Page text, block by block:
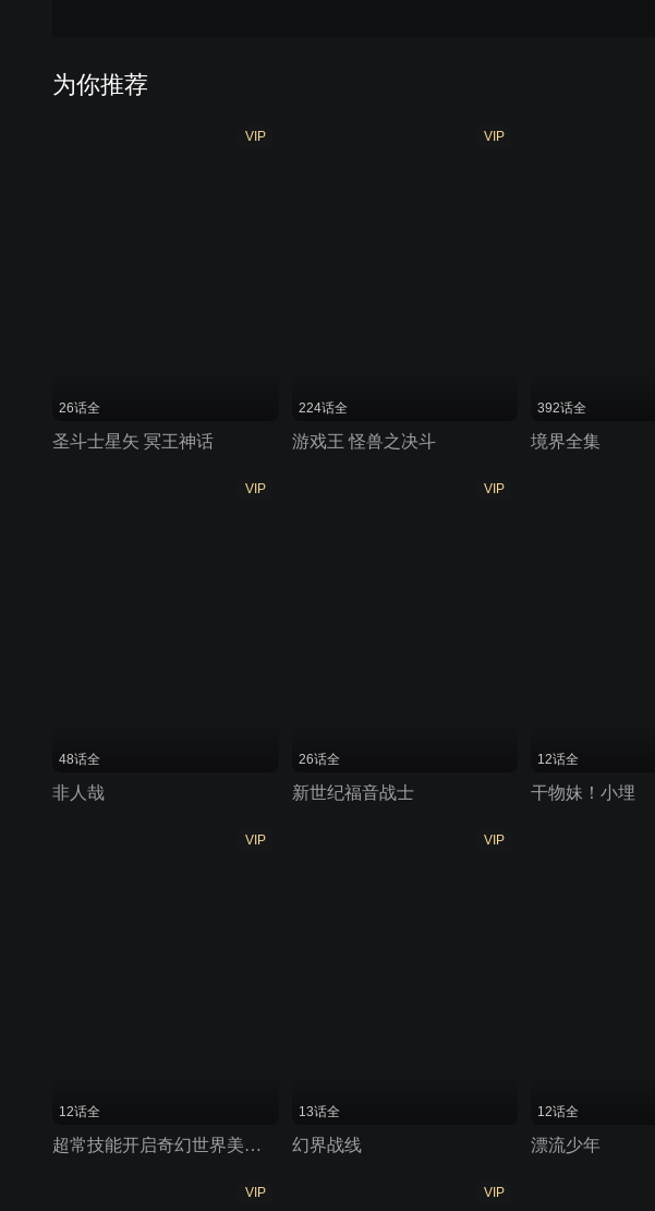
为你推荐
VIP
26话全
圣斗士星矢 冥王神话
VIP
224话全
游戏王 怪兽之决斗
392话全
境界全集
VIP
48话全
非人哉
VIP
26话全
新世纪福音战士
12话全
干物妹！小埋
VIP
12话全
超常技能开启奇幻世界美食之旅
VIP
13话全
幻界战线
12话全
漂流少年
VIP VIP